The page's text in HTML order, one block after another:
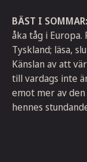
BÄST I SOMMAR:
åka tåg i
Tyskland; läsa,
Känslan av att
till vardags inte
emot mer av den
hennes